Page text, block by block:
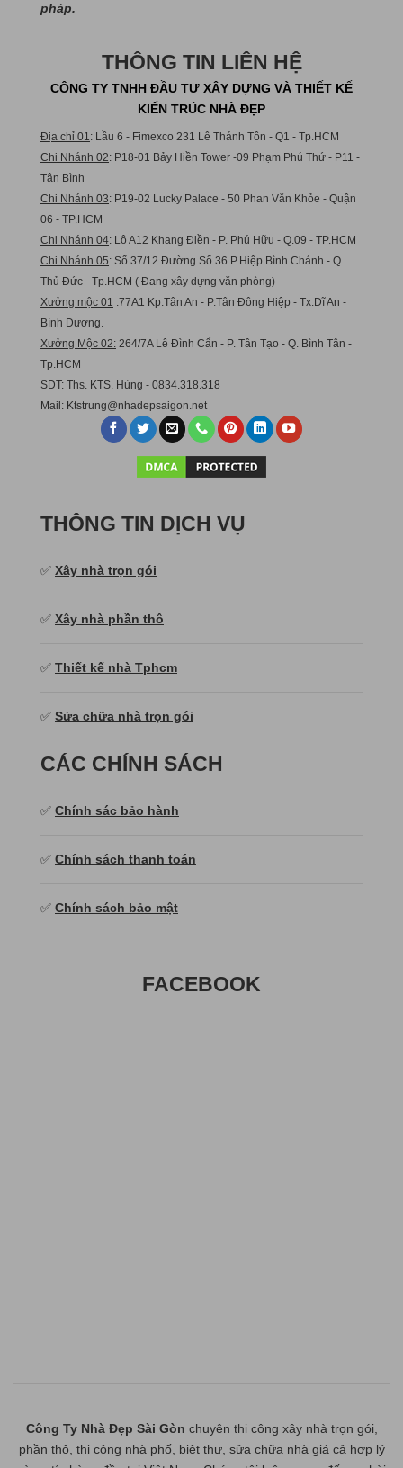
pháp.
THÔNG TIN LIÊN HỆ
CÔNG TY TNHH ĐẦU TƯ XÂY DỰNG VÀ THIẾT KẾ
KIẾN TRÚC NHÀ ĐẸP
Địa chỉ 01 : Lầu 6 - Fimexco 231 Lê Thánh Tôn - Q1 - Tp.HCM
Chi Nhánh 02: P18-01 Bảy Hiền Tower -09 Phạm Phú Thứ - P11 -
Tân Bình
Chi Nhánh 03: P19-02 Lucky Palace - 50 Phan Văn Khỏe - Quận
06 - TP.HCM
Chi Nhánh 04: Lô A12 Khang Điền - P. Phú Hữu - Q.09 - TP.HCM
Chi Nhánh 05: Số 37/12 Đường Số 36 P.Hiệp Bình Chánh - Q.
Thủ Đức - Tp.HCM ( Đang xây dựng văn phòng)
Xưởng mộc 01
:77A1 Kp.Tân An - P.Tân Đông Hiệp - Tx.Dĩ An -
Bình Dương.
Xưởng Mộc 02: 264/7A Lê Đình Cẩn - P. Tân Tạo - Q. Bình Tân -
Tp.HCM
SDT: Ths. KTS. Hùng - 0834.318.318
Mail: Ktstrung@nhadepsaigon.net
THÔNG TIN DỊCH VỤ
✅ Xây nhà trọn gói
✅ Xây nhà phần thô
✅ Thiết kế nhà Tphcm
✅ Sửa chữa nhà trọn gói
CÁC CHÍNH SÁCH
✅ Chính sác bảo hành
✅ Chính sách thanh toán
✅ Chính sách bảo mật
FACEBOOK
Công Ty Nhà Đẹp Sài Gòn chuyên thi công xây nhà trọn gói,
phần thô, thi công nhà phố, biệt thự, sửa chữa nhà giá cả hợp lý